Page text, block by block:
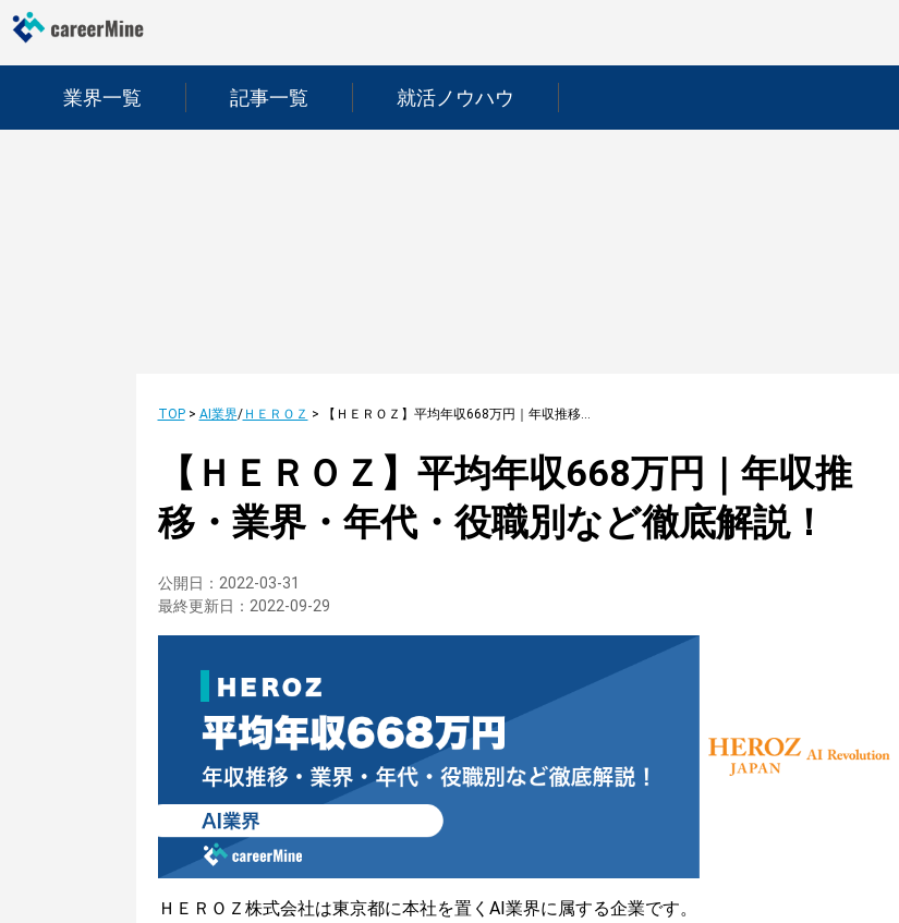
業界一覧 記事一覧 就活ノウハウ
TOP> AI業界/ＨＥＲＯＺ > 【ＨＥＲＯＺ】平均年収668万円｜年収推移・業界・年代・役職別など徹底解説！
【ＨＥＲＯＺ】平均年収668万円｜年収推
移・業界・年代・役職別など徹底解説！
公開日： 2022-03-31
最終更新日： 2022-09-29
ＨＥＲＯＺ株式会社は東京都に本社を置くAI業界に属する企業です。